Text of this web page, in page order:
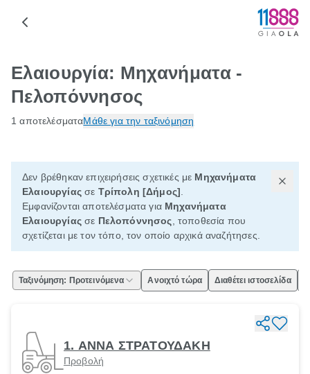
Ελαιουργία: Μηχανήματα -
Πελοπόννησος
1 αποτελέσματαΜάθε για την ταξινόμηση
Δεν βρέθηκαν επιχειρήσεις σχετικές με Μηχανήματα
Ελαιουργίαςσε Τρίπολη [Δήμος]
Εμφανίζονται αποτελέσματα για Μηχανήματα
Ελαιουργίαςσε Πελοπόννησος , τοποθεσία που
σχετίζεται με τον τόπο, τον οποίο αρχικά αναζήτησες.
Ταξινόμηση: Προτεινόμενα Ανοιχτό τώρα Διαθέτει ιστοσελίδα
1. ΑΝΝΑ ΣΤΡΑΤΟΥΔΑΚΗ
Προβολή